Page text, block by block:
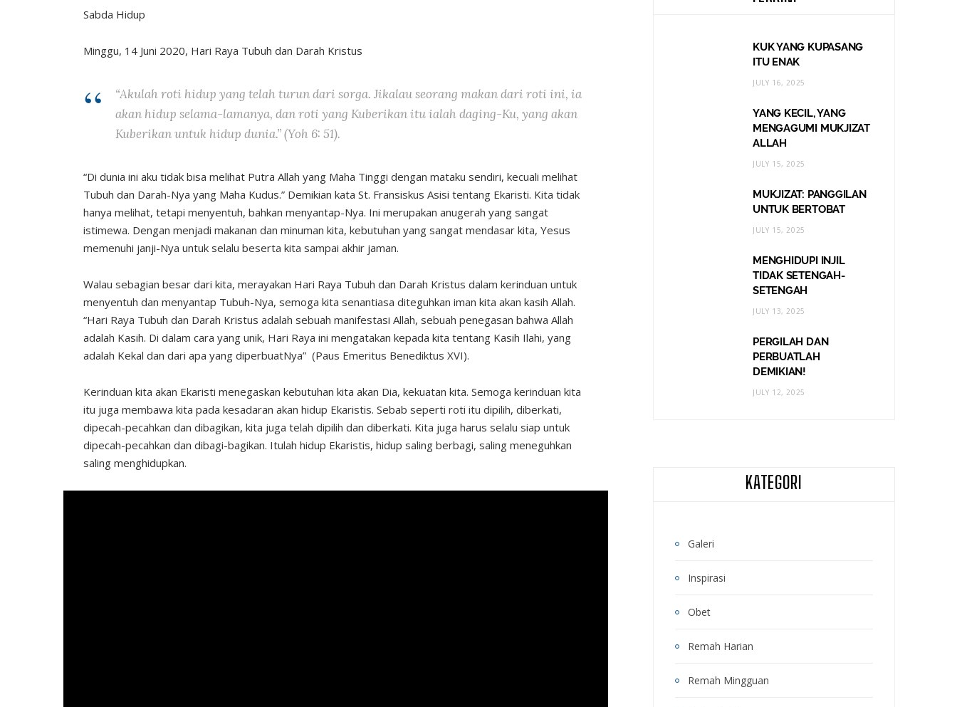
Sabda Hidup
Minggu, 14 Juni 2020, Hari Raya Tubuh dan Darah Kristus
“Akulah roti hidup yang telah turun dari sorga. Jikalau seorang makan dari roti ini, ia
akan hidup selama-lamanya, dan roti yang Kuberikan itu ialah daging-Ku, yang akan
Kuberikan untuk hidup dunia.” (Yoh 6: 51).
“Di dunia ini aku tidak bisa melihat Putra Allah yang Maha Tinggi dengan mataku sendiri, kecuali melihat
Tubuh dan Darah-Nya yang Maha Kudus.” Demikian kata St. Fransiskus Asisi tentang Ekaristi. Kita tidak
hanya melihat, tetapi menyentuh, bahkan menyantap-Nya. Ini merupakan anugerah yang sangat
istimewa. Dengan menjadi makanan dan minuman kita, kebutuhan yang sangat mendasar kita, Yesus
memenuhi janji-Nya untuk selalu beserta kita sampai akhir jaman.
Walau sebagian besar dari kita, merayakan Hari Raya Tubuh dan Darah Kristus dalam kerinduan untuk
menyentuh dan menyantap Tubuh-Nya, semoga kita senantiasa diteguhkan iman kita akan kasih Allah.
“Hari Raya Tubuh dan Darah Kristus adalah sebuah manifestasi Allah, sebuah penegasan bahwa Allah
adalah Kasih. Di dalam cara yang unik, Hari Raya ini mengatakan kepada kita tentang Kasih Ilahi, yang
adalah Kekal dan dari apa yang diperbuatNya” (Paus Emeritus Benediktus XVI).
Kerinduan kita akan Ekaristi menegaskan kebutuhan kita akan Dia, kekuatan kita. Semoga kerinduan kita
itu juga membawa kita pada kesadaran akan hidup Ekaristis. Sebab seperti roti itu dipilih, diberkati,
dipecah-pecahkan dan dibagikan, kita juga telah dipilih dan diberkati. Kita juga harus selalu siap untuk
dipecah-pecahkan dan dibagi-bagikan. Itulah hidup Ekaristis, hidup saling berbagi, saling meneguhkan
saling menghidupkan.
KUK YANG KUPASANG
ITU ENAK
JULY 16, 2025
YANG KECIL, YANG
MENGAGUMI MUKJIZAT
ALLAH
JULY 15, 2025
MUKJIZAT: PANGGILAN
UNTUK BERTOBAT
JULY 15, 2025
MENGHIDUPI INJIL
TIDAK SETENGAH-
SETENGAH
JULY 13, 2025
PERGILAH DAN
PERBUATLAH
DEMIKIAN!
JULY 12, 2025
KATEGORI
Galeri
Inspirasi
Obet
Remah Harian
Remah Mingguan